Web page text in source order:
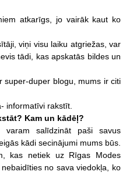
atkarīgs, jo vairāk kaut ko
viņi visu laiku atgriežas, var
tādi, kas apskatās bildes un
super-duper blogu, mums ir citi
informatīvi rakstīt.
Kam un kādēļ?
salīdzināt paši savus
kādi secinājumi mums būs.
kas netiek uz Rīgas Modes
no sava viedokļa, ko